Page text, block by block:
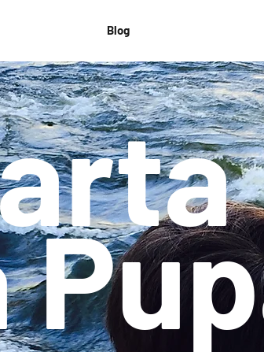
Blog